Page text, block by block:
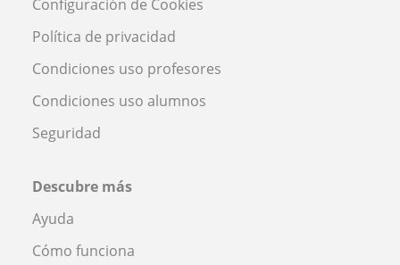
Configuración de Cookies
Política de privacidad
Condiciones uso profesores
Condiciones uso alumnos
Seguridad
Descubre más
Ayuda
Cómo funciona